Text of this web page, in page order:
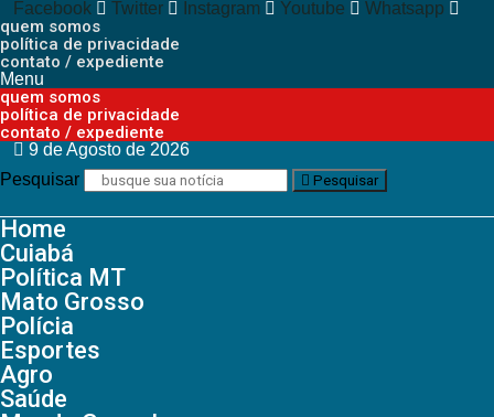
Facebook Twitter Instagram Youtube Whatsapp
quem somos
política de privacidade
contato / expediente
Menu
quem somos
política de privacidade
contato / expediente
9 de Agosto de 2026
Pesquisar
Pesquisar
Home
Cuiabá
Política MT
Mato Grosso
Polícia
Esportes
Agro
Saúde